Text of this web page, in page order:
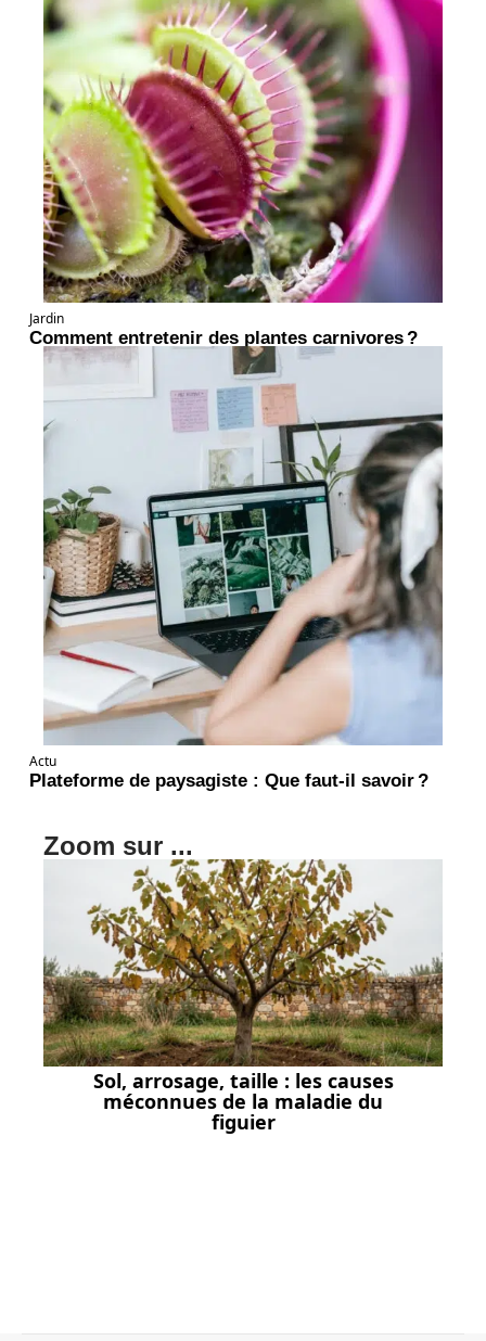
Jardin
Comment entretenir des plantes carnivores ?
Actu
Plateforme de paysagiste : Que faut-il savoir ?
Zoom sur ...
Sol, arrosage, taille : les causes
méconnues de la maladie du
figuier